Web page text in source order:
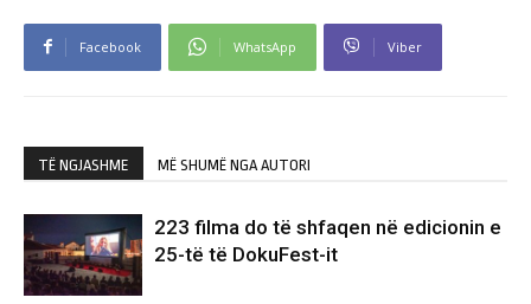
Facebook WhatsApp Viber
TË NGJASHME MË SHUMË NGA AUTORI
223 filma do të shfaqen në edicionin e
25-të të DokuFest-it